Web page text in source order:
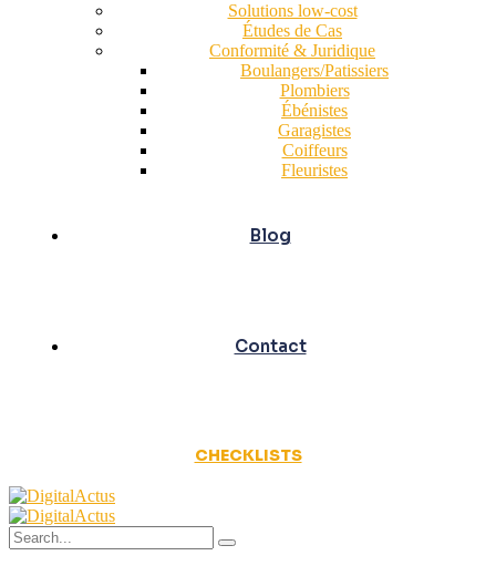
Solutions low-cost
Études de Cas
Conformité & Juridique
Boulangers/Patissiers
Plombiers
Ébénistes
Garagistes
Coiffeurs
Fleuristes
Blog
Contact
CHECKLISTS